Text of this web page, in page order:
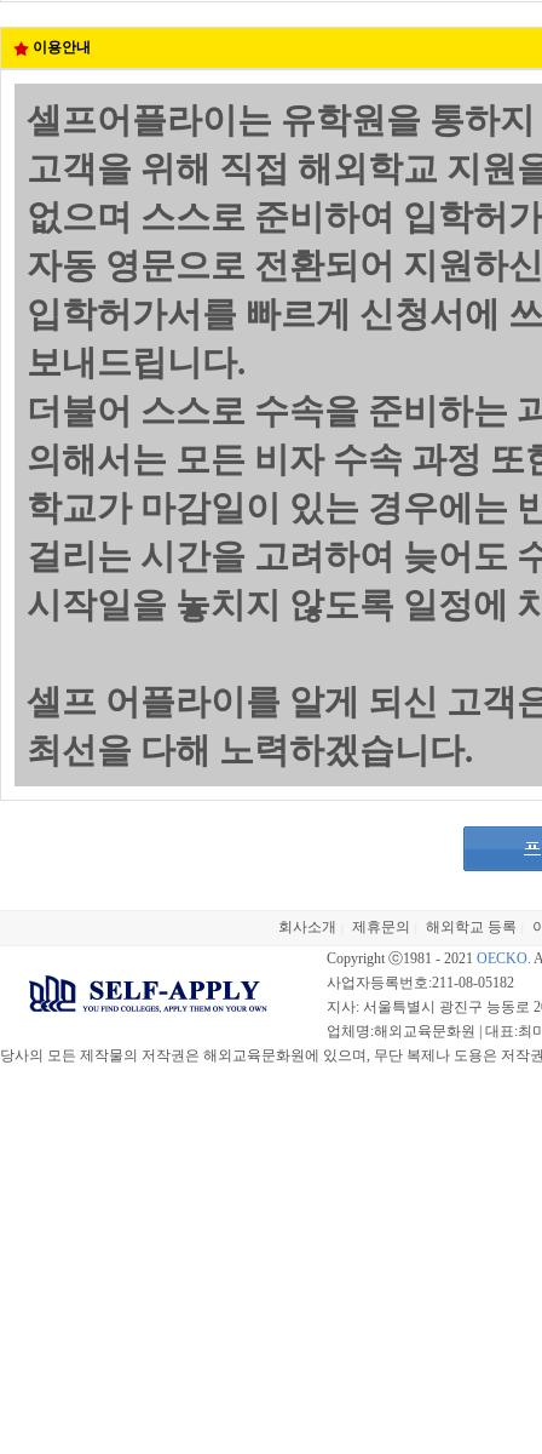
이용안내
셀프어플라이는 유학원을 통하
고객을 위해 직접 해외학교 지원
없으며 스스로 준비하여 입학허
자동 영문으로 전환되어 지원하
입학허가서를 빠르게 신청서에
보내드립니다.
더불어 스스로 수속을 준비하는
의해서는 모든 비자 수속 과정
학교가 마감일이 있는 경우에는
걸리는 시간을 고려하여 늦어도
시작일을 놓치지 않도록 일정에
셀프 어플라이를 알게 되신 고객
최선을 다해 노력하겠습니다.
회사소개 제휴문의 해외학교 등록
Copyright ⓒ1981 - 2021 OECKO.
사업자등록번호:211-08-05182
지사: 서울특별시 광진구 능동로
업체명:해외교육문화원 | 대표:최
당사의 모든 제작물의 저작권은 해외교육문화원에 있으며, 무단 복제나 도용은 저